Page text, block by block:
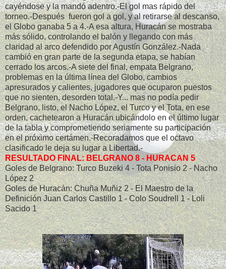
cayéndose y la mandó adentro.-El gol mas rápido del
torneo.-Después fueron gol a gol, y al retirarse al descanso,
el Globo ganaba 5 a 4.-A esa altura, Huracán se mostraba
más sólido, controlando el balón y llegando con más
claridad al arco defendido por Agustín González.-Nada
cambió en gran parte de la segunda etapa, se habían
cerrado los arcos.-A siete del final, empata Belgrano,
problemas en la última línea del Globo, cambios
apresurados y calientes, jugadores que ocuparon puestos
que no sienten, desorden total.-Y... mas no podía pedir
Belgrano, listo, el Nacho López, el Turco y el Tota, en ese
orden, cachetearon a Huracán ubicándolo en el último lugar
de la tabla y comprometiendo seriamente su participación
en el próximo certámen.-Recoradamos que el octavo
clasificado le deja su lugar a Libertad.-
RESULTADO FINAL: BELGRANO 8 - HURACAN 5
Goles de Belgrano: Turco Buzeki 4 - Tota Ponisio 2 - Nacho
López 2
Goles de Huracán: Chuña Muñiz 2 - El Maestro de la
Definición Juan Carlos Castillo 1 - Colo Soudrell 1 - Loli
Sacido 1